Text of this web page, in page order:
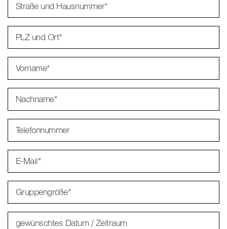
Straße und Hausnummer*
PLZ und Ort*
Vorname*
Nachname*
Telefonnummer
E-Mail*
Gruppengröße*
gewünschtes Datum / Zeitraum